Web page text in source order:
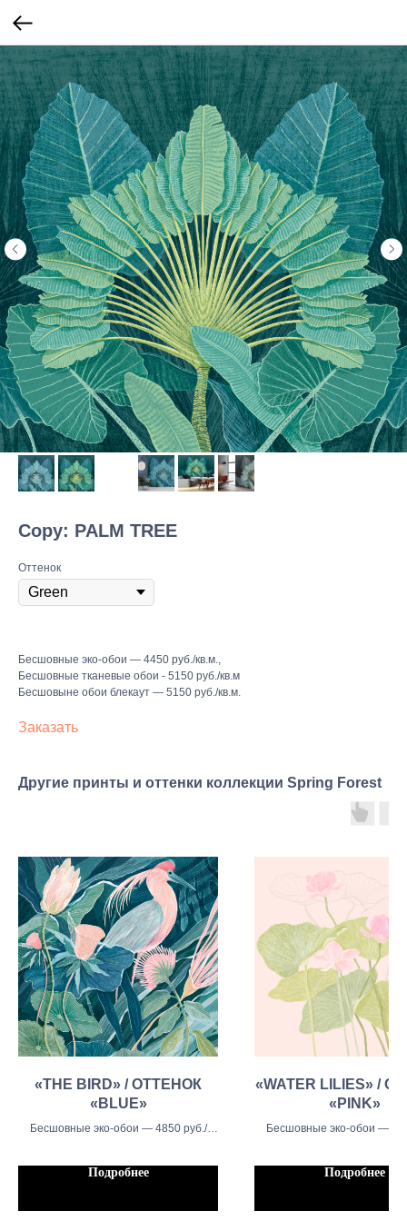
Copy: PALM TREE
Оттенок
Бесшовные эко-обои — 4450 руб./кв.м.,
Бесшовные тканевые обои - 5150 руб./кв.м
Бесшовыне обои блекаут — 5150 руб./кв.м.
Заказать
Другие принты и оттенки коллекции Spring Forest
«THE BIRD» / ОТТЕНОК
«BLUE»
Бесшовные эко-обои — 4850 руб./
блекаут — 5450 руб./кв.м.
Подробнее
«WATER LILIES» /
«PINK»
Бесшовные эко-обои —
блекаут — 5450 руб./
Подробнее